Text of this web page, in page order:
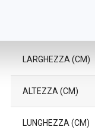
LARGHEZZA (CM)
ALTEZZA (CM)
LUNGHEZZA (CM)